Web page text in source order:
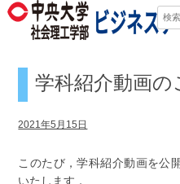
検
索:
学科紹介動画の
2021年5月15日
このたび，学科紹介動画を公
いたします．